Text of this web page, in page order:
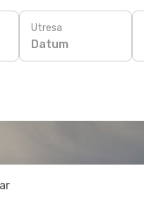
Utresa
Datum